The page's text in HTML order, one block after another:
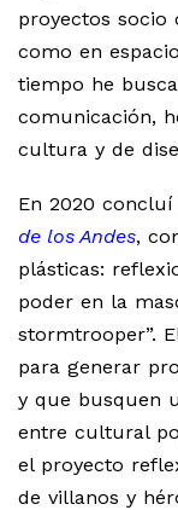
proyectos socio
como en
tiempo he
comunicación,
cultura y de
En 2020 concluí
de los Andes,
plásticas:
poder en la
stormtrooper”.
para generar
y que busquen
entre cultural
el proyecto
de villanos y